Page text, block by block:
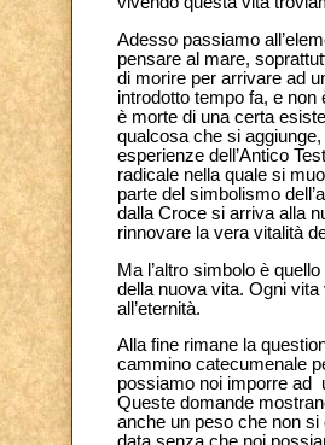
Adesso passiamo
pensare al mare,
di morire per arrivare ad
introdotto tempo fa, e non
è morte di una certa
qualcosa che si
esperienze dell’Antico
radicale nella quale si
parte del simbolismo
dalla Croce si arriva alla
rinnovare la vera vitalità
Ma l’altro simbolo è
della nuova vita. Ogni
all’eternità.
Alla fine rimane la
cammino catecumenale
possiamo noi imporre ad
Queste domande
anche un peso che non